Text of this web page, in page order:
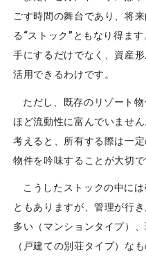
ごす時間の舞台であり、将
る“ストック”ともなり得ま
手にするだけでなく、資産
活用できるわけです。
ただし、既存のリゾート
ほど流動性に富んでいませ
考えると、所有する際は一
物件を吟味することが大切で
こうしたストックの中に
ともありますが、管理が行
多い（マンションタイプ）
（戸建ての別荘タイプ）な